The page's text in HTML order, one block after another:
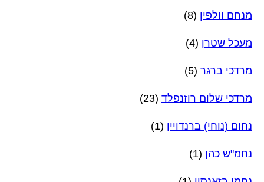
מנחם וולפין (8)
מעכל שטרן (4)
מרדכי ברגר (5)
מרדכי שלום רוזנפלד (23)
נחום (נוחי) ברנדויין (1)
נחמ"ש כהן (1)